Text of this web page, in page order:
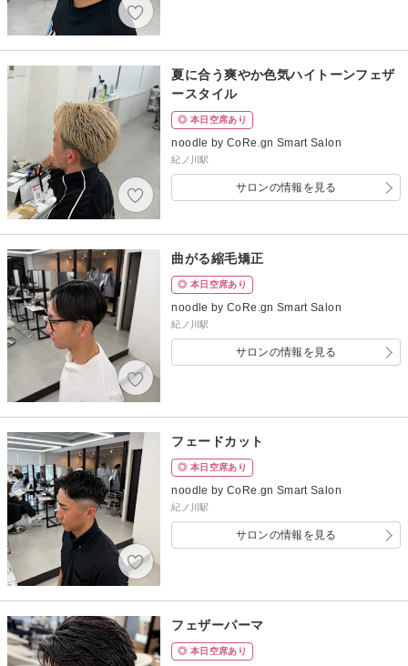
夏に合う爽やか色気ハイトーンフェザ
ースタイル
◎ 本日空席あり
noodle by CoRe.gn Smart Salon
紀ノ川駅
サロンの情報を見る
曲がる縮毛矯正
◎ 本日空席あり
noodle by CoRe.gn Smart Salon
紀ノ川駅
サロンの情報を見る
フェードカット
◎ 本日空席あり
noodle by CoRe.gn Smart Salon
紀ノ川駅
サロンの情報を見る
フェザーパーマ
◎ 本日空席あり